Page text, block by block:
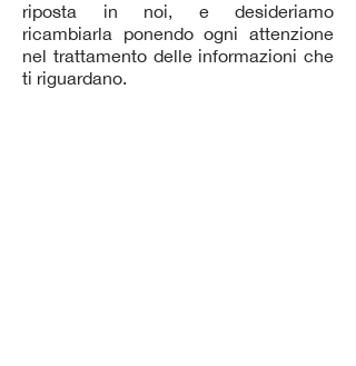
riposta in noi, e desideriamo
ricambiarla ponendo ogni attenzione
nel trattamento delle informazioni che
ti riguardano.